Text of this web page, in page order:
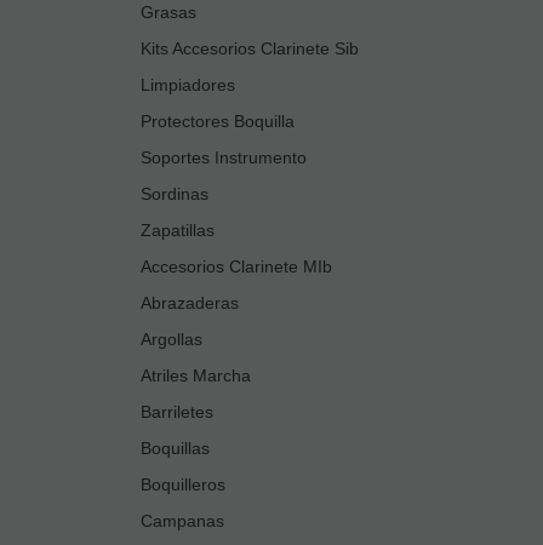
Grasas
Kits Accesorios Clarinete Sib
Limpiadores
Protectores Boquilla
Soportes Instrumento
Sordinas
Zapatillas
Accesorios Clarinete MIb
Abrazaderas
Argollas
Atriles Marcha
Barriletes
Boquillas
Boquilleros
Campanas